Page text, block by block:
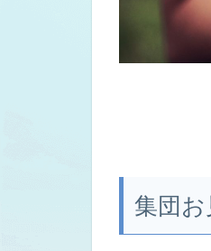
集団